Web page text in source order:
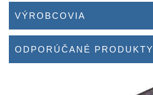
VÝROBCOVIA
ODPORÚČANÉ PRODUKTY